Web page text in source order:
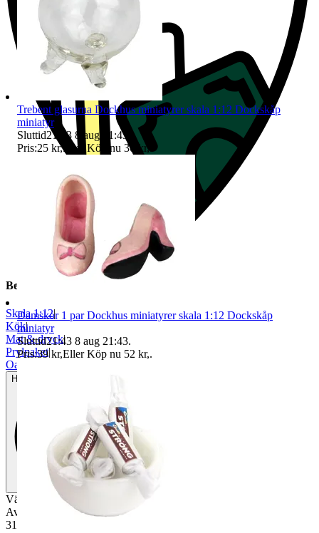
Beskrivning
Skala 1:12|
Kök|
Mat & dryck|
Prylpaket|
Oanvänt
Helt ny och aldrig använd
Väggklocka Oktav
Av träbas med pappers etikett.
31x31mm.
Trebent glasurna Dockhus miniatyrer skala 1:12 Dockskåp
miniatyr
Sluttid21:43 8 aug 21:43
Pris:25 kr,Eller Köp nu 30 kr,
Damskor 1 par Dockhus miniatyrer skala 1:12 Dockskåp
miniatyr
Sluttid21:43 8 aug 21:43.
Pris:39 kr,Eller Köp nu 52 kr,.